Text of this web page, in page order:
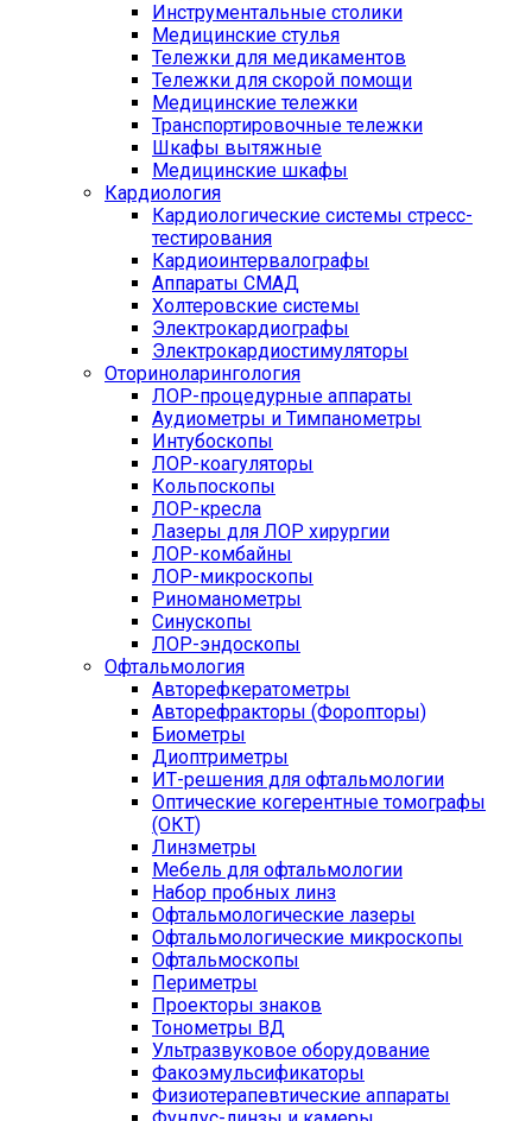
Инструментальные столики
Медицинские стулья
Тележки для медикаментов
Тележки для скорой помощи
Медицинские тележки
Транспортировочные тележки
Шкафы вытяжные
Медицинские шкафы
Кардиология
Кардиологические системы стресс-
тестирования
Кардиоинтервалографы
Аппараты СМАД
Холтеровские системы
Электрокардиографы
Электрокардиостимуляторы
Оториноларингология
ЛОР-процедурные аппараты
Аудиометры и Тимпанометры
Интубоскопы
ЛОР-коагуляторы
Кольпоскопы
ЛОР-кресла
Лазеры для ЛОР хирургии
ЛОР-комбайны
ЛОР-микроскопы
Риноманометры
Синускопы
ЛОР-эндоскопы
Офтальмология
Авторефкератометры
Авторефракторы (Форопторы)
Биометры
Диоптриметры
ИТ-решения для офтальмологии
Оптические когерентные томографы
(ОКТ)
Линзметры
Мебель для офтальмологии
Набор пробных линз
Офтальмологические лазеры
Офтальмологические микроскопы
Офтальмоскопы
Периметры
Проекторы знаков
Тонометры ВД
Ультразвуковое оборудование
Факоэмульсификаторы
Физиотерапевтические аппараты